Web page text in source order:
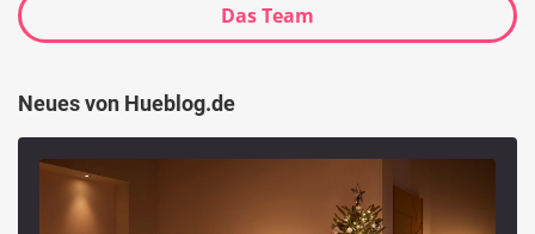
Das Team
Neues von Hueblog.de